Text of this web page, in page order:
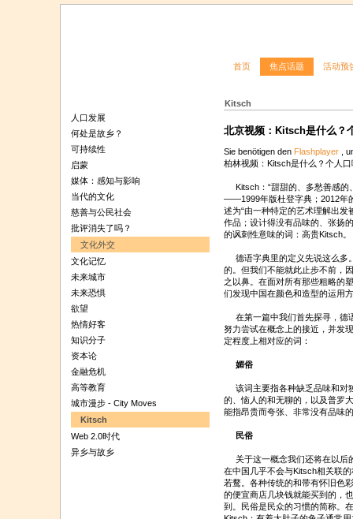
首页 焦点话题 活动预
Kitsch
人口发展
何处是故乡？
可持续性
启蒙
媒体：感知与影响
当代的文化
慈善与公民社会
批评消失了吗？
文化外交
文化记忆
未来城市
未来恐惧
欲望
热情好客
知识分子
资本论
金融危机
高等教育
城市漫步 - City Moves
Kitsch
Web 2.0时代
异乡与故乡
北京视频：Kitsch是什么？
Sie benötigen den Flashplayer ,
柏林视频：Kitsch是什么？个人
Kitsch：“甜甜的、多愁善感的
——1999年版杜登字典；2012年
述为“由一种特定的艺术理解出
作品；设计得没有品味的、张扬
的讽刺性意味的词：高贵Kitsch。
德语字典里的定义先说这么多
的。但我们不能就此止步不前，
之以鼻。在面对所有那些粗略的
们发现中国在颜色和造型的运用
在第一篇中我们首先探寻，德
努力尝试在概念上的接近，并发
定程度上相对应的词：
媚俗
该词主要指各种缺乏品味和对
的、恼人的和无聊的，以及普罗
能指昂贵而夸张、非常没有品味
民俗
关于这一概念我们还将在以后
在中国几乎不会与Kitsch相关联
若鹜。各种传统的和带有怀旧色
的便宜商店几块钱就能买到的，
到。民俗是民众的习惯的简称。